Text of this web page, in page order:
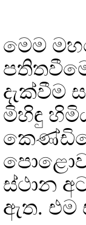
මෙම
දැක්වීම
මිහිඳු
පොළොව
ස්ථාන
ඇත. එම